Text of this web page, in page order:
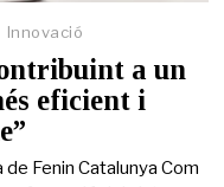
Innovació
a un
eficient i
Fenin Catalunya Com